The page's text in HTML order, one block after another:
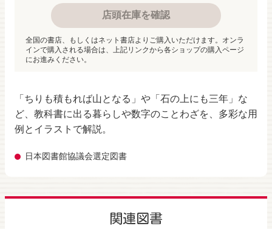
「ちりも積もれば山となる」や「石の上にも三年」な
ど、教科書に出る暮らしや数字のことわざを、多彩な用
例とイラストで解説。
日本図書館協議会選定図書
店頭在庫を確認
全国の書店、もしくはネット書店よりご購入いただけます。オンラ
インで購入される場合は、上記リンクから各ショップの購入ページ
にお進みください。
関連図書